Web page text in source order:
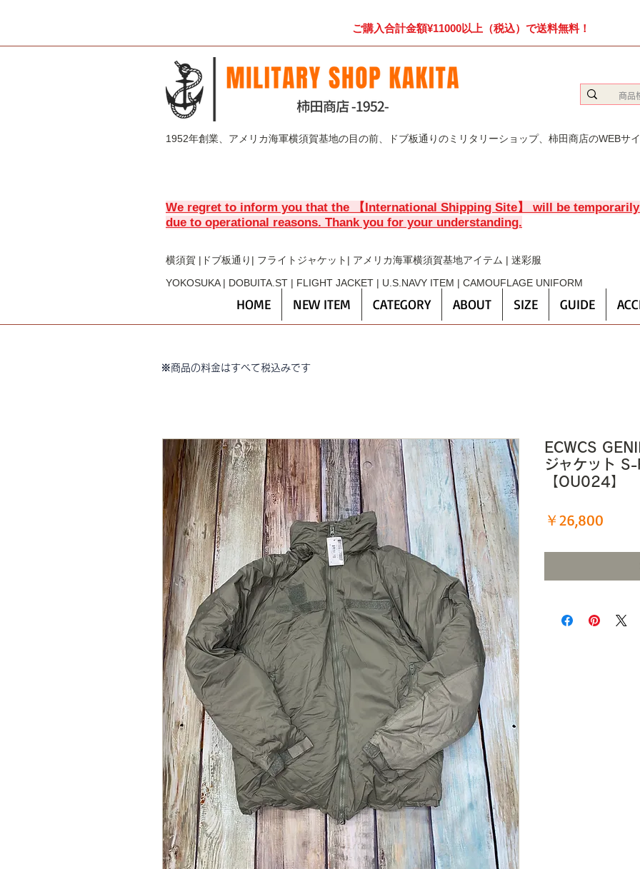
ご購入合計金額¥11000以上（税込）で送料無料！
1952年創業、アメリカ海軍横須賀基地の目の前、ドブ板通りのミリタリーショップ、柿田商店のWEBサイ
We regret to inform you that the 【International Shipping Site】 will be
due to operational reasons. Thank you for your understanding.
横須賀 |ドブ板通り| フライト ジャケット| アメリカ海軍横須賀基地アイテム | 迷彩服
YOKOSUKA | DOBUITA.ST | FLIGHT JACKET | U.S.NAVY ITEM | CAMOUFLAGE UNIFORM
HOME NEW ITEM CATEGORY ABOUT SIZE GUIDE
※商品の料金はすべて税込みです
ECWCS
ジャケット
【OU024】
￥26,800